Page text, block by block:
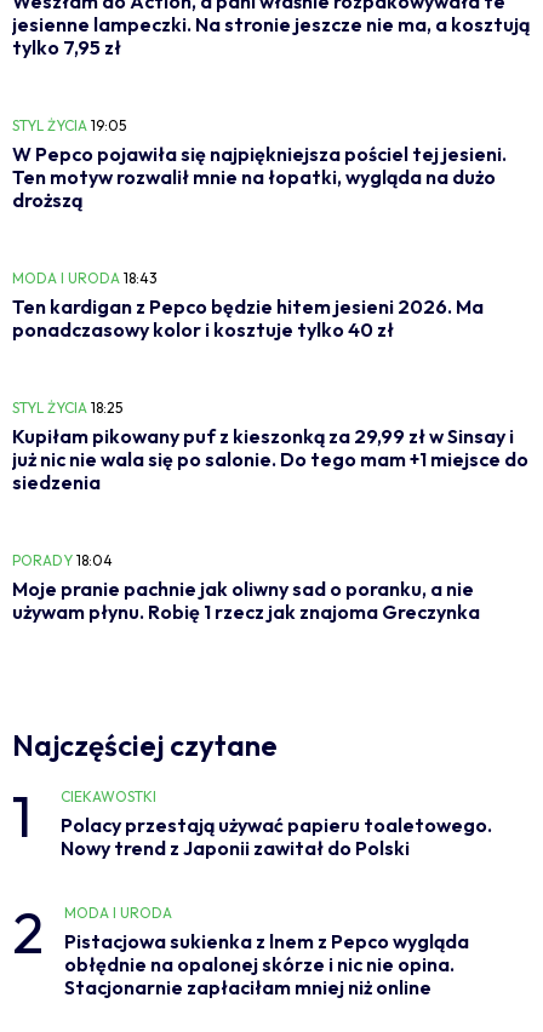
jesienne lampeczki. Na stronie jeszcze nie ma, a kosztują
tylko 7,95 zł
STYL ŻYCIA 19:05
W Pepco pojawiła się najpiękniejsza pościel tej jesieni.
Ten motyw rozwalił mnie na łopatki, wygląda na dużo
droższą
MODA I URODA 18:43
Ten kardigan z Pepco będzie hitem jesieni 2026. Ma
ponadczasowy kolor i kosztuje tylko 40 zł
STYL ŻYCIA 18:25
Kupiłam pikowany puf z kieszonką za 29,99 zł w Sinsay i
już nic nie wala się po salonie. Do tego mam +1 miejsce do
siedzenia
PORADY 18:04
Moje pranie pachnie jak oliwny sad o poranku, a nie
używam płynu. Robię 1 rzecz jak znajoma Greczynka
Najczęściej czytane
1 CIEKAWOSTKI
Polacy przestają używać papieru toaletowego.
Nowy trend z Japonii zawitał do Polski
2 MODA I URODA
Pistacjowa sukienka z lnem z Pepco wygląda
obłędnie na opalonej skórze i nic nie opina.
Stacjonarnie zapłaciłam mniej niż online